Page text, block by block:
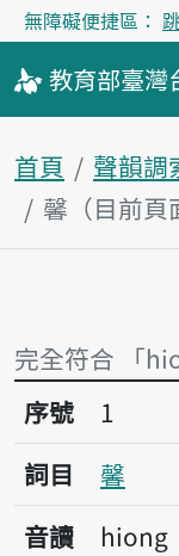
無障礙便捷區：
教育部臺灣
首頁 聲韻調
馨（目前頁
完全符合 「
序號1馨
序號
1
詞目
馨
音讀
hiong